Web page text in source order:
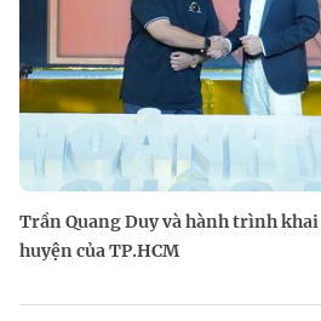
Trần Quang Duy và hành trình
huyện của TP.HCM